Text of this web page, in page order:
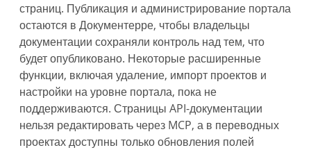
страниц. Публикация и администрирование портала
остаются в Документерре, чтобы владельцы
документации сохраняли контроль над тем, что
будет опубликовано. Некоторые расширенные
функции, включая удаление, импорт проектов и
настройки на уровне портала, пока не
поддерживаются. Страницы API-документации
нельзя редактировать через MCP, а в переводных
проектах доступны только обновления полей